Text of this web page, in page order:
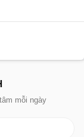
mỗi ngày